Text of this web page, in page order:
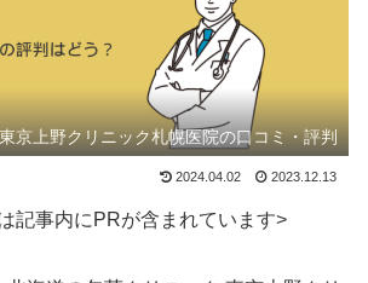
東京上野クリニック札幌医院の口コミ・評判
2024.04.02 2023.12.13
記事内にPRが含まれています>